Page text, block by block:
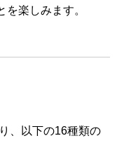
楽しみます。
、以下の16種類の